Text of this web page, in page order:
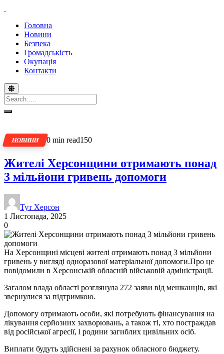
Головна
Новини
Безпека
Громадськість
Окупація
Контакти
НОВИНИ 0 min read150
Жителі Херсонщини отримають понад
3 мільйони гривень допомоги
Тут Херсон
1 Листопада, 2025
0
На Херсонщині місцеві жителі отримають понад 3 мільйони
гривень у вигляді одноразової матеріальної допомоги.Про це
повідомили в Херсонській обласній військовій адміністрації.
Загалом влада області розглянула 272 заяви від мешканців, які
звернулися за підтримкою.
Допомогу отримають особи, які потребують фінансування на
лікування серйозних захворювань, а також ті, хто постраждав
від російської агресії, і родини загиблих цивільних осіб.
Виплати будуть здійснені за рахунок обласного бюджету.